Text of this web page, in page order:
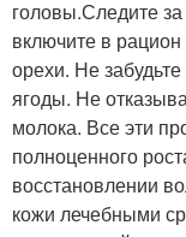
головы.Следите
включите в
орехи. Не
ягоды. Не
молока. Все эти
полноценного
восстановлении
кожи лечебными